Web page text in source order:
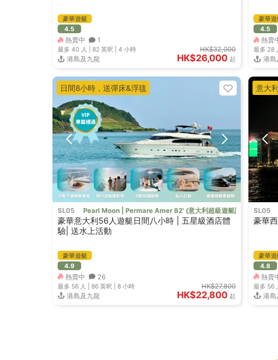
豪華遊艇
4.5
熱賣中 1
最多 40 人 | 82 英呎 4 小時
港島及九龍
HK$32,000
HK$26,000 起
豪華遊
4.5
熱賣
最多 28
港島
SL05 Pearl Moon | Permare Amer 82' (意大利超級遊艇訂制品牌）
豪華意大利56人遊艇日間八小時 | 五星級酒店體
驗| 送水上活動
豪華遊艇
4.9
熱賣中 26
最多 56人 | 86 英呎 8 小時
港島及九龍
HK$27,800
HK$22,800 起
日間8小時，送彈床&浮毯
SL05
豪華
豪華遊
4.8
熱賣
最多 56
港島
意大